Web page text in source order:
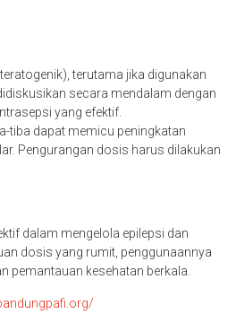
terutama jika digunakan
secara mendalam dengan
yang efektif.
tiba dapat memicu peningkatan
Pengurangan dosis harus dilakukan
dalam mengelola epilepsi dan
dosis yang rumit, penggunaannya
pemantauan kesehatan berkala.